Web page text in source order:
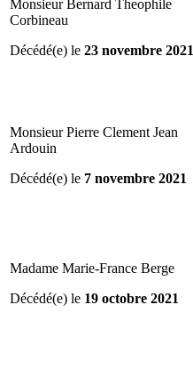
Monsieur Bernard Theophile
Corbineau
Décédé(e) le 23 novembre 2021
Monsieur Pierre Clement Jean
Ardouin
Décédé(e) le 7 novembre 2021
Madame Marie-France Berge
Décédé(e) le 19 octobre 2021